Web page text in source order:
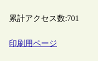
累計アクセス数:701
印刷用ページ